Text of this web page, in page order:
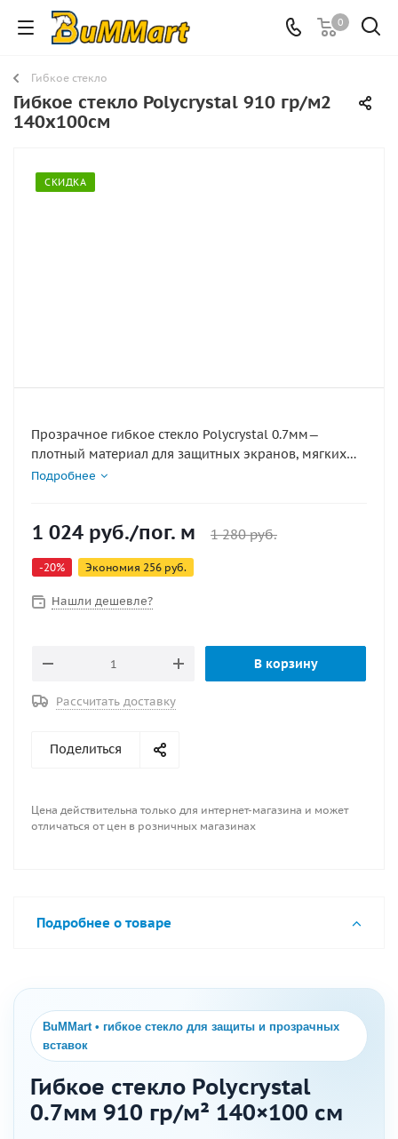
0
Гибкое стекло
Гибкое стекло Polycrystal 910 гр/м2
140х100см
СКИДКА
Прозрачное гибкое стекло Polycrystal 0.7мм—
плотный материал для защитных экранов, мягких
окон, прозрачных вставок в тенты, перегородок,
контакта.
Подробнее
1 024 руб./пог. м 1 280руб.
-20% Экономия 256 руб.
Нашли дешевле?
В корзину
Рассчитать доставку
Поделиться
Цена действительна только для интернет-магазина и может
отличаться от цен в розничных магазинах
Подробнее о товаре
BuMMart • гибкое стекло для защиты и прозрачных
вставок
Гибкое стекло Polycrystal
0.7мм 910 гр/м² 140×100 см